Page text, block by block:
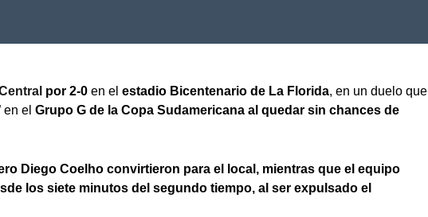
por 2-0en elestadio Bicentenario de La Florida, en un duelo que
en elGrupo G de la Copa Sudamericana al quedar sin chances de
Diego Coelho convirtieron para el local, mientras que el equipo
los siete minutos del segundo tiempo, al ser expulsado el